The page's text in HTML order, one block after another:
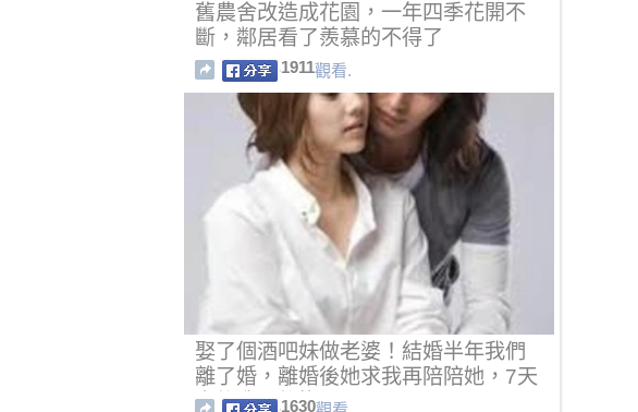
舊農舍改造成花園，一年四季花開不
斷，鄰居看了羨慕的不得了
1911觀看.
娶了個酒吧妹做老婆！結婚半年我們
離了婚，離婚後她求我再陪陪她，7天
之後我卻後悔了!!
1630